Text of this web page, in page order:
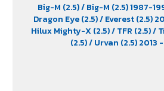
Big-M (2.5)/ Big-M (2.5) 1987-
Dragon Eye (2.5)/ Everest (2.5)
Hilux Mighty-X (2.5)/ TFR (2.5)/
(2.5)/ Urvan (2.5) 2013